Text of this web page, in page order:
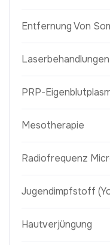
Entfernung Von
Laserbehandlungen
PRP-
Mesotherapie
Radiofrequenz
Jugendimpfstoff
Hautverjüngung